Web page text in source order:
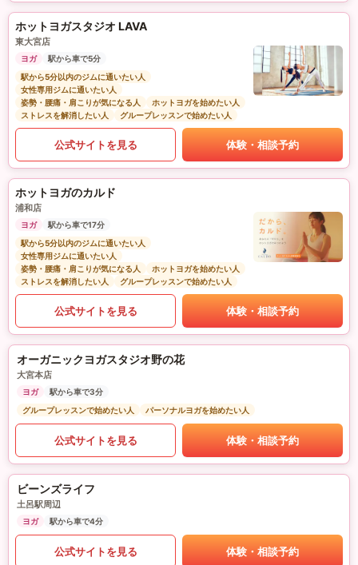
ホットヨガスタジオ LAVA
東大宮店
ヨガ
駅から車で5分
駅から5分以内のジムに通いたい人
女性専用ジムに通いたい人
姿勢・腰痛・肩こりが気になる人
ホットヨガを始めたい人
ストレスを解消したい人
グループレッスンで始めたい人
公式サイトを見る 体験・相談予約
ホットヨガのカルド
浦和店
ヨガ
駅から車で17分
駅から5分以内のジムに通いたい人
女性専用ジムに通いたい人
姿勢・腰痛・肩こりが気になる人
ホットヨガを始めたい人
ストレスを解消したい人
グループレッスンで始めたい人
公式サイトを見る 体験・相談予約
オーガニックヨガスタジオ野の花
大宮本店
ヨガ
駅から車で3分
グループレッスンで始めたい人
パーソナルヨガを始めたい人
公式サイトを見る 体験・相談予約
ビーンズライフ
土呂駅周辺
ヨガ 駅から車で4分
公式サイトを見る 体験・相談予約